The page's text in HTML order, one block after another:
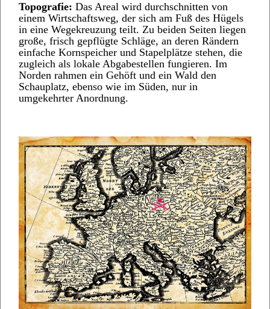
Topografie: Das Areal wird durchschnitten von
einem Wirtschaftsweg, der sich am Fuß des Hügels
in eine Wegekreuzung teilt. Zu beiden Seiten liegen
große, frisch gepflügte Schläge, an deren Rändern
einfache Kornspeicher und Stapelplätze stehen, die
zugleich als lokale Abgabestellen fungieren. Im
Norden rahmen ein Gehöft und ein Wald den
Schauplatz, ebenso wie im Süden, nur in
umgekehrter Anordnung.